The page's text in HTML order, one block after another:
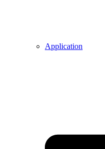
Application